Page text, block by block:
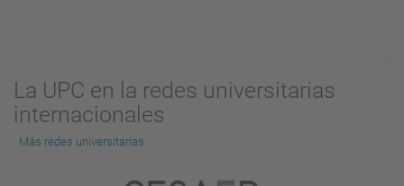
La UPC en la redes universitarias
internacionales
Más redes universitarias